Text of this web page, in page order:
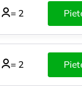
= 2
= 2